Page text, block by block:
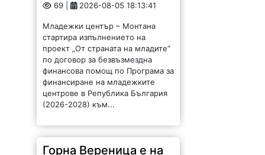
69 | 2026-08-05 18:13:41
Младежки център – Монтана
стартира изпълнението на
проект „От страната на младите“
по договор за безвъзмездна
финансова помощ по Програма за
финансиране на младежките
центрове в Република България
(2026-2028) към...
Горна Вереница е на